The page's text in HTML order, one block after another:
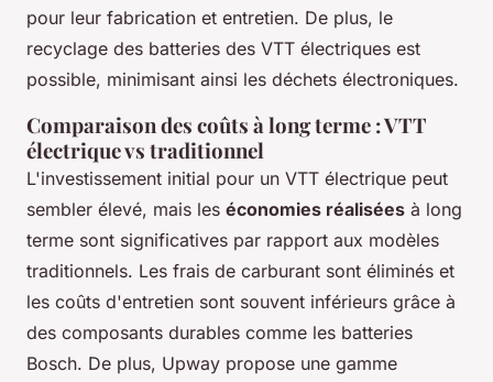
pour leur fabrication et entretien. De plus, le
recyclage des batteries des VTT électriques est
possible, minimisant ainsi les déchets électroniques.
Comparaison des coûts à long terme : VTT
électrique vs traditionnel
L'investissement initial pour un VTT électrique peut
sembler élevé, mais les économies réalisées à long
terme sont significatives par rapport aux modèles
traditionnels. Les frais de carburant sont éliminés et
les coûts d'entretien sont souvent inférieurs grâce à
des composants durables comme les batteries
Bosch. De plus, Upway propose une gamme